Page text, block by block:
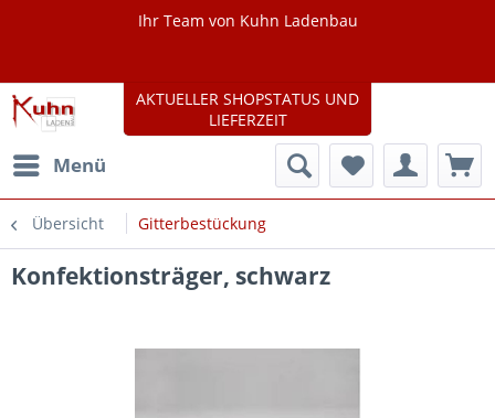
Menü
Übersicht Gitterbestückung
Konfektionsträger, schwarz
AKTUELLER SHOPSTATUS UND
LIEFERZEIT
Ihr Team von Kuhn Ladenbau